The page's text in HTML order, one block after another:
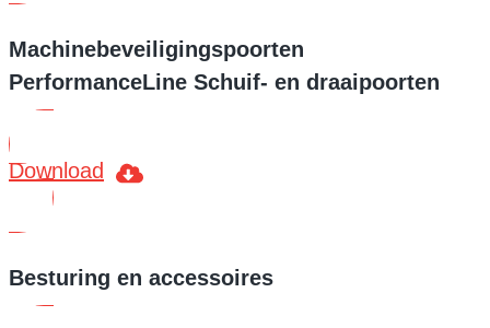
Machinebeveiligingspoorten
PerformanceLine Schuif- en draaipoorten
Download
Besturing en accessoires